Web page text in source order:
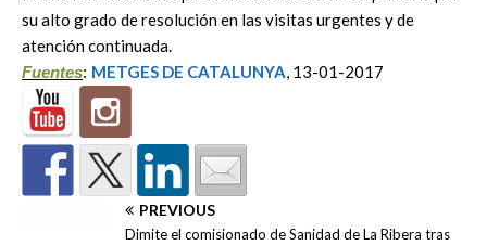
su alto grado de resolución en las visitas urgentes y de
atención continuada.
Fuentes: METGES DE CATALUNYA, 13-01-2017
PREVIOUS
Dimite el comisionado de Sanidad de La Ribera tras